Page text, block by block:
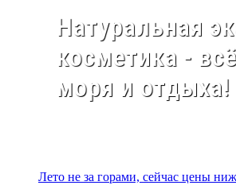
Натуральная
косметика -
моря и отдыха!
Лето не за горами, сейчас цены